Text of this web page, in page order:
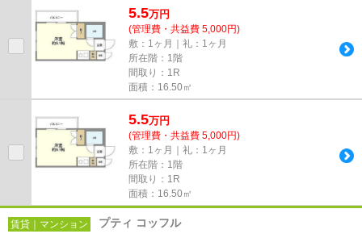
5.5万円
(管理費・共益費 5,000円)
敷：1ヶ月｜礼：1ヶ月
所在階：1階
間取り：1R
面積：16.50㎡
5.5万円
(管理費・共益費 5,000円)
敷：1ヶ月｜礼：1ヶ月
所在階：1階
間取り：1R
面積：16.50㎡
賃貸｜マンション プティ コッフル